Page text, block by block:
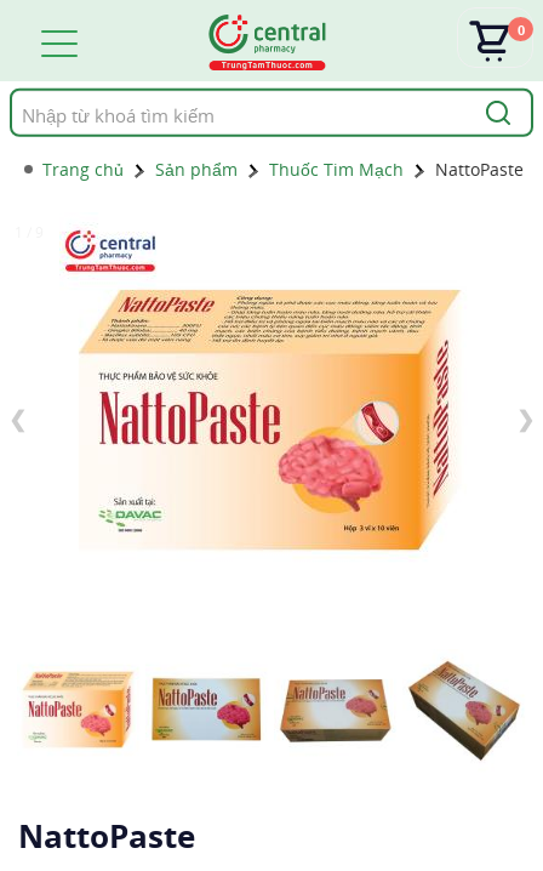
Tìm
kiếm
0
Trang chủ Sản phẩm Thuốc Tim Mạch NattoPaste
❮ ❯
NattoPaste